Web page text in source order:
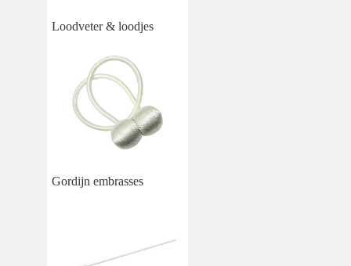
Loodveter & loodjes
Gordijn embrasses